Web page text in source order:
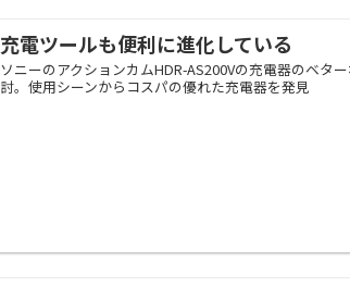
充電ツールも便利に進化している
ソニーのアクションカムHDR-AS200Vの充電器のベタ
討。使用シーンからコスパの優れた充電器を発見